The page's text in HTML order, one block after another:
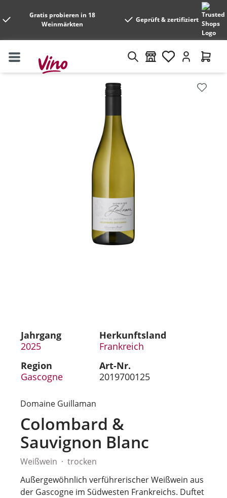
Gratis probieren in 18
Weinmärkten
Geprüft & zertifiziert
Bildergalerie überspringen
Jahrgang
2025
Herkunftsland
Frankreich
Region
Gascogne
Art-Nr.
2019700125
Domaine Guillaman
Colombard &
Sauvignon Blanc
Weißwein
trocken
Außergewöhnlich verführerischer Weißwein aus
der Gascogne im Südwesten Frankreichs. Duftet